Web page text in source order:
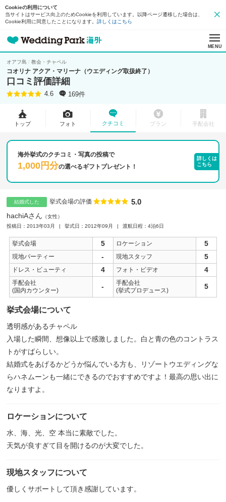
Cookieの利用について
当サイトはサービス向上のためCookieを利用しています。以降ページ遷移した場合は、
Cookie利用に同意したことになります。 詳しくはこちら
MENU
オアフ島 教会・チャペル
コオリナ アクア・マリーナ（ウエディング取扱終了）
口コミ評価詳細
4.6 169件
トップ フォト クチコミ プラン 手配会社
海外挙式のクチコミ・写真の投稿で
1,000円分の選べるギフトプレゼント！
詳しくは
こちら
結婚式した 挙式会場の評価 点数
5.0
hachiAさん
女性
投稿日：2013年03月
挙式日：2012年09月 渡航日程：4泊6日
挙式会場 5 ロケーション 5
現地パーティー - 現地スタッフ 5
ドレス・ビューティ 4 フォト・ビデオ 4
手配会社
(国内カウンター)
-
手配会社
(挙式プロデュース)
5
挙式会場について
透明感があるチャペル
入場した瞬間、想像以上で感激しました。白と青の色のコントラス
トがすばらしい。
結婚式をあげるかどうか悩んでいる方も、リゾートウエディングな
らハネムーンも一緒にできるのでおすすめですよ！最高の思い出に
なりますよ。
ロケーションについて
水、海、光、空 本当に素敵でした。
天気が良すぎて目を開けるのが大変でした。
現地スタッフについて
優しくサポートして頂き感謝しています。